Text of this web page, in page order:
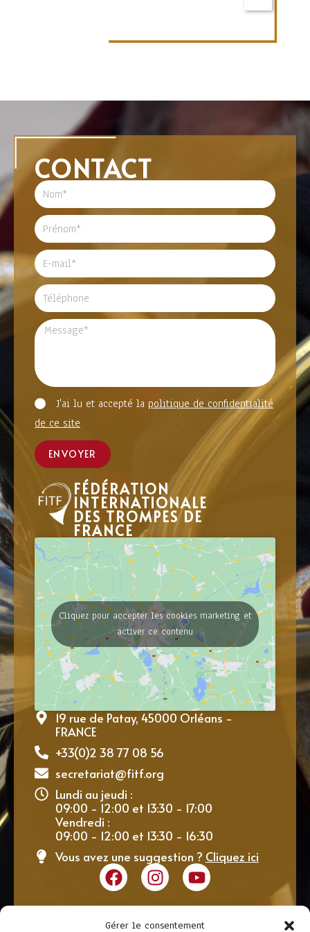
Gérer le consentement
CONTACT
J'ai lu et accepté la politique de confidentialité
de ce site
ENVOYER
FÉDÉRATION
INTERNATIONALE
DES TROMPES DE
FRANCE
Cliquez pour accepter les cookies marketing et
activer ce contenu
19 rue de Patay, 45000 Orléans -
FRANCE
+33(0)2 38 77 08 56
secretariat@fitf.org
Lundi au jeudi :
09:00 - 12:00 et 13:30 - 17:00
Vendredi :
09:00 - 12:00 et 13:30 - 16:30
Vous avez une suggestion ? Cliquez ici